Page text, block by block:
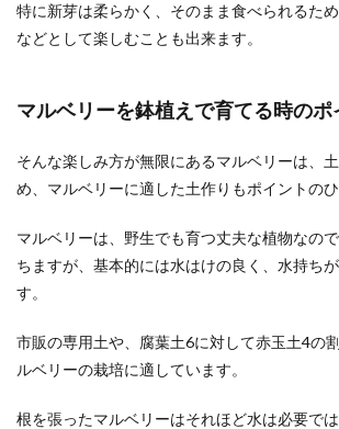
ハンドメイドをする人が増
作品は世界に一つだけのオ
マグカップの収納。
イントや見せる収納術
ティータイムに彩りを添え
お気に入りのマグカップや
洗濯物の洗い方！裏返
特に新芽は柔らかく、そのまま食べられるた
などとして楽しむことも出来ます。
マルベリーを鉢植えで育てる時のポ
そんな楽しみ方が無限にあるマルベリーは、
め、マルベリーに適した土作りもポイントのひ
マルベリーは、野生でも育つ丈夫な植物なの
ちますが、基本的には水はけの良く、水持ち
す。
市販の専用土や、腐葉土6に対して赤玉土4の
ルベリーの栽培に適しています。
根を張ったマルベリーはそれほど水は必要で